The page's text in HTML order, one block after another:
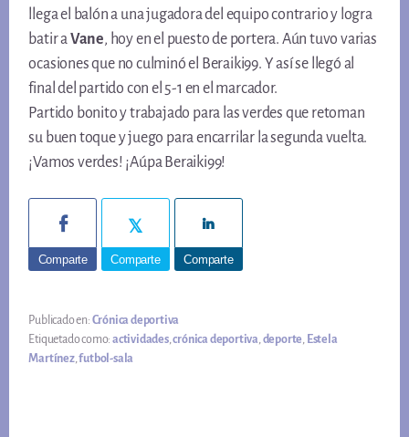
llega el balón a una jugadora del equipo contrario y logra
batir aVane, hoy en el puesto de portera. Aún tuvo varias
ocasiones que no culminó el Beraiki99. Y así se llegó al
final del partido con el 5-1 en el marcador.
Partido bonito y trabajado para las verdes que retoman
su buen toque y juego para encarrilar la segunda vuelta.
¡Vamos verdes! ¡Aúpa Beraiki99!
Comparte Comparte Comparte
Publicado en: Crónica deportiva
Etiquetado como: actividades,crónica deportiva,deporte, Estela
Martínez,futbol-sala